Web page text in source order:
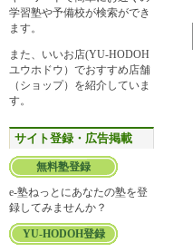
学習塾や予備校が検索ができ
ます。
また、いいお店(YU-HODOH
ユウホドウ）でおすすめ店舗
（ショップ）を紹介していま
す。
サイト登録・広告掲載
無料塾登録
e-塾ねっとにあなたの塾を登
録してみませんか？
YU-HODOH登録